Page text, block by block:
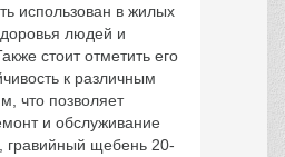
использован в жилых
людей и
стоит отметить его
к различным
что позволяет
и обслуживание
гравийный щебень 20-